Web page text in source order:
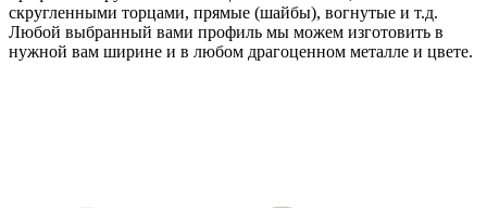
скругленными торцами, прямые (шайбы), вогнутые и т.д.
Любой выбранный вами профиль мы можем изготовить в
нужной вам ширине и в любом драгоценном металле и цвете.